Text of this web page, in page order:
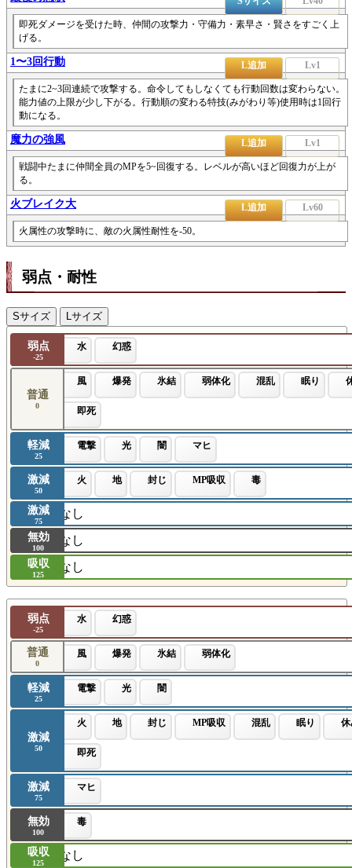
即死ダメージを受けた時、仲間の攻撃力・守備力・素早さ・賢さをすごく上
げる。
1〜3回行動 L追加 Lv1
たまに2~3回連続で攻撃する。命令してもしなくても行動回数は変わらない。
能力値の上限が少し下がる。行動順の変わる特技(みがわり等)使用時は1回行
動になる。
魔力の強風 L追加 Lv1
戦闘中たまに仲間全員のMPを5~回復する。レベルが高いほど回復力が上が
る。
火ブレイク大 L追加 Lv60
火属性の攻撃時に、敵の火属性耐性を-50。
弱点・耐性
Sサイズ Lサイズ
弱点
-25
水 幻惑
普通
0
風 爆発 氷結 弱体化 混乱 眠り
即死
軽減
25
電撃 光 闇 マヒ
激減
50
火 地 封じ MP吸収 毒
激減
75
なし
無効
100
なし
吸収
125
なし
弱点
-25
水 幻惑
普通
0
風 爆発 氷結 弱体化
軽減
25
電撃 光 闇
激減
50
火 地 封じ MP吸収 混乱 眠り
即死
激減
75
マヒ
無効
100
毒
吸収
125
なし